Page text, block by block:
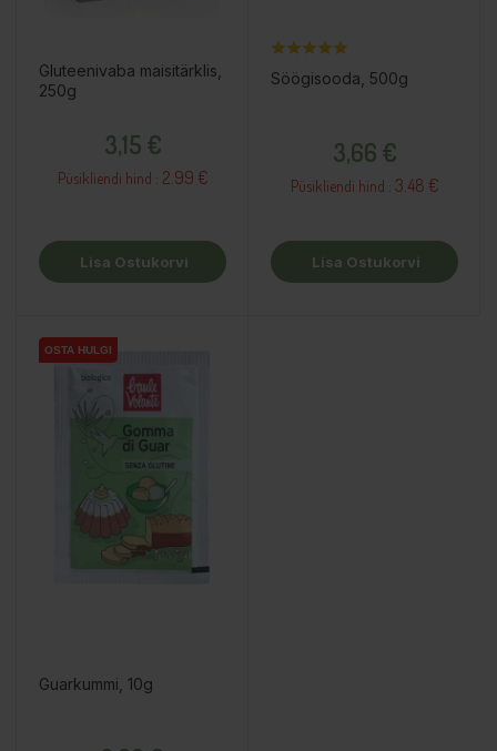
Gluteenivaba maisitärklis,
250g
3,15 €
Püsikliendi hind : 2.99 €
Lisa Ostukorvi
Söögisooda, 500g
3,66 €
Püsikliendi hind : 3.48 €
Lisa Ostukorvi
OSTA HULGI
OSTA HULGI
Guarkummi, 10g